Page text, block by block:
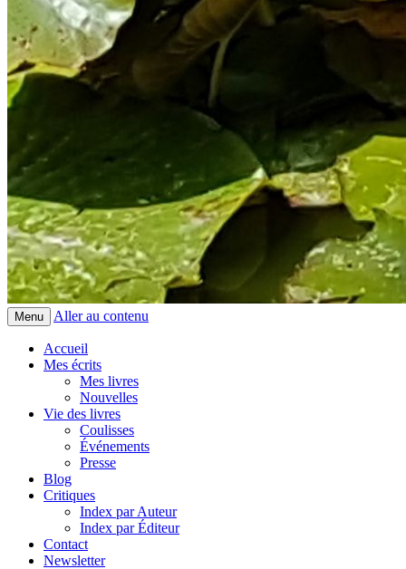
Menu Aller au contenu
Accueil
Mes écrits
Mes livres
Nouvelles
Vie des livres
Coulisses
Événements
Presse
Blog
Critiques
Index par Auteur
Index par Éditeur
Contact
Newsletter